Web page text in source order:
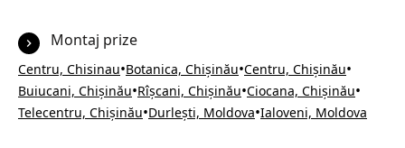
Montaj prize
Centru, Chisinau•Botanica, Chișinău•Centru, Chișinău•
Buiucani, Chișinău•Rîșcani, Chișinău•Ciocana, Chișinău•
Telecentru, Chișinău•Durlești, Moldova•Ialoveni, Moldova